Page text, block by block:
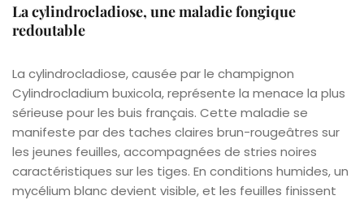
La cylindrocladiose, une maladie fongique
redoutable
La cylindrocladiose, causée par le champignon
Cylindrocladium buxicola, représente la menace la plus
sérieuse pour les buis français. Cette maladie se
manifeste par des taches claires brun-rougeâtres sur
les jeunes feuilles, accompagnées de stries noires
caractéristiques sur les tiges. En conditions humides, un
mycélium blanc devient visible, et les feuilles finissent